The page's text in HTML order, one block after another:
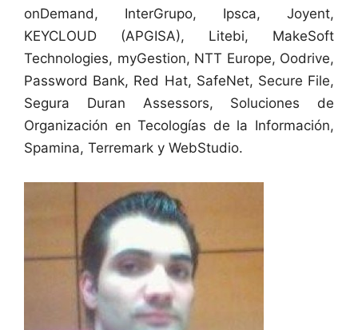
onDemand, InterGrupo, Ipsca, Joyent,
KEYCLOUD (APGISA), Litebi, MakeSoft
Technologies, myGestion, NTT Europe, Oodrive,
Password Bank, Red Hat, SafeNet, Secure File,
Segura Duran Assessors, Soluciones de
Organización en Tecologías de la Información,
Spamina, Terremark y WebStudio.